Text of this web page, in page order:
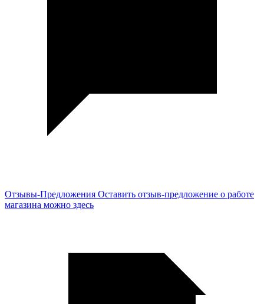
Отзывы-Предложения Оставить отзыв-предложение о работе
магазина можно здесь